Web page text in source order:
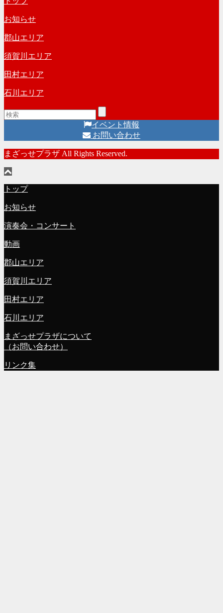
ー
カ
イ
ブ
お知らせ
郡山エリア
須賀川エリア
田村エリア
石川エリア
イベント情報
お問い合わせ
まざっせプラザ All Rights Reserved.
トップ
お知らせ
演奏会・コンサート
動画
郡山エリア
須賀川エリア
田村エリア
石川エリア
まざっせプラザについて
（お問い合わせ）
リンク集